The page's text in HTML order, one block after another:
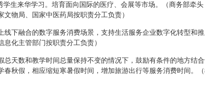
生来华学习。培育面向国际的医疗、会展等市场。（商务部牵
物局、国家中医药局按职责分工负责）
线下融合的数字服务消费场景，支持生活服务企业数字化转型和
化主管部门按职责分工负责）
总天数和教学时间总量保持不变的情况下，鼓励有条件的地方结
秋假，相应缩短寒暑假时间，增加旅游出行等服务消费时间。